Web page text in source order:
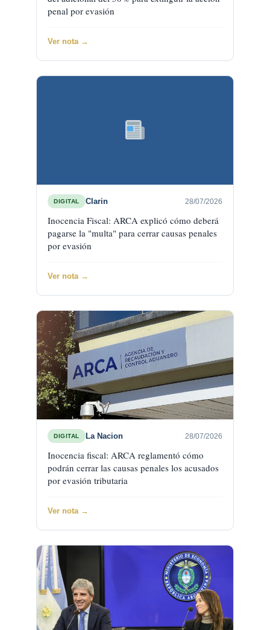
penal por evasión
Ver nota →
DIGITAL Clarin 28/07/2026
Inocencia Fiscal: ARCA explicó cómo deberá
pagarse la "multa" para cerrar causas penales
por evasión
Ver nota →
DIGITAL La Nacion 28/07/2026
Inocencia fiscal: ARCA reglamentó cómo
podrán cerrar las causas penales los acusados
por evasión tributaria
Ver nota →